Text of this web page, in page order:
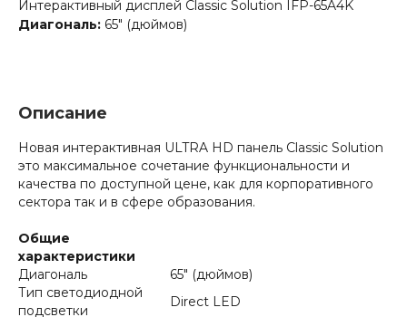
Интерактивный дисплей Classic Solution IFP-65A4K
Диагональ: 65" (дюймов)
Описание
Новая интерактивная ULTRA HD панель Classic Solution
это максимальное сочетание функциональности и
качества по доступной цене, как для корпоративного
сектора так и в сфере образования.
Общие
характеристики
Диагональ
65" (дюймов)
Тип светодиодной
подсветки
Direct LED